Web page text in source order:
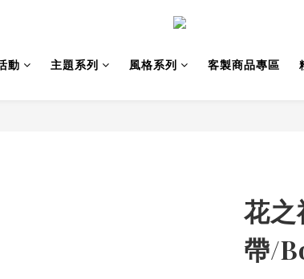
動 主題系列 風格系列 客製商品專區
花之
帶/